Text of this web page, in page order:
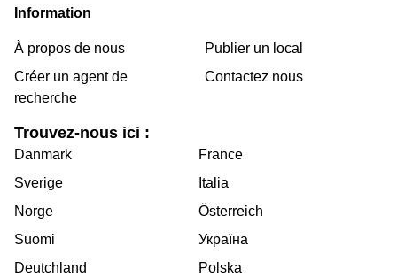
Information
À propos de nous
Créer un agent de
recherche
Publier un local
Contactez nous
Trouvez-nous ici :
Danmark
Sverige
Norge
Suomi
Deutchland
France
Italia
Österreich
Україна
Polska